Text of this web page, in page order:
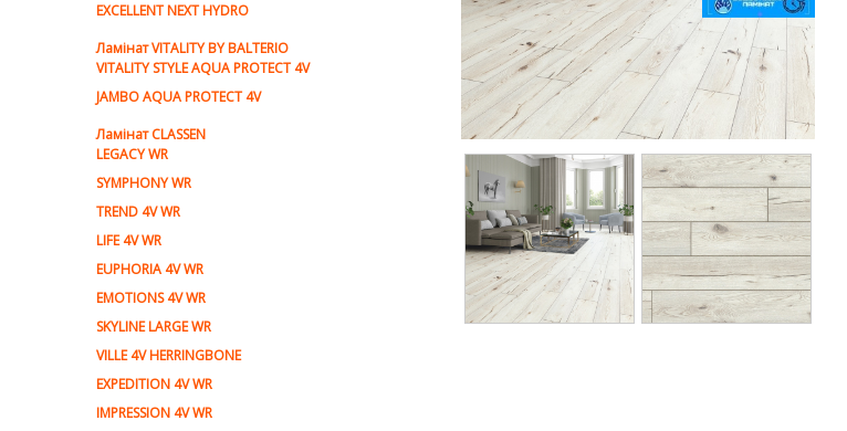
EXCELLENT NEXT HYDRO
Ламiнат VITALITY BY BALTERIO
VITALITY STYLE AQUA PROTECT 4V
JAMBO AQUA PROTECT 4V
Ламiнат CLASSEN
LEGACY WR
SYMPHONY WR
TREND 4V WR
LIFE 4V WR
EUPHORIA 4V WR
EMOTIONS 4V WR
SKYLINE LARGE WR
VILLE 4V HERRINGBONE
EXPEDITION 4V WR
IMPRESSION 4V WR